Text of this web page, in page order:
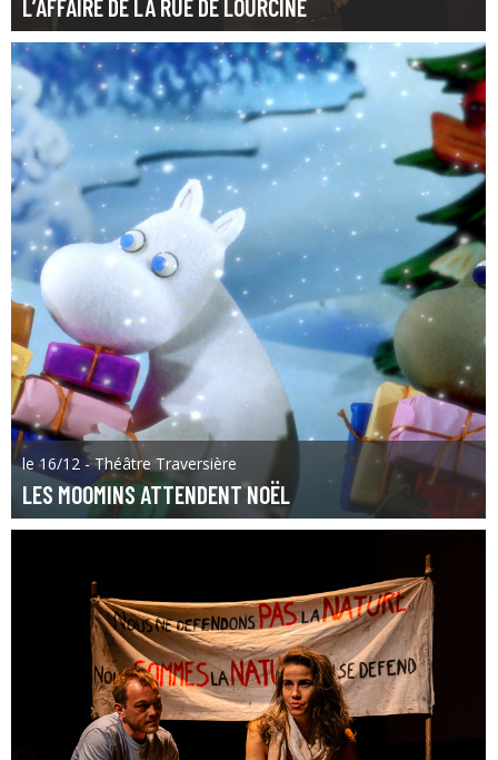
L’AFFAIRE DE LA RUE DE LOURCINE
le 16/12 - Théâtre Traversière
LES MOOMINS ATTENDENT NOËL